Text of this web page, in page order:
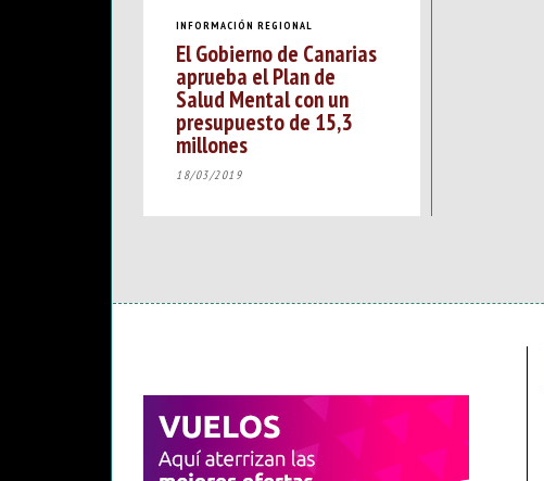
INFORMACIÓN REGIONAL
El Gobierno de Canarias
aprueba el Plan de
Salud Mental con un
presupuesto de 15,3
millones
18/03/2019